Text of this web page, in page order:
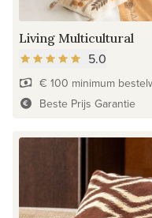
Living Multicultural
5.0
€ 100 minimum
Beste Prijs Garantie